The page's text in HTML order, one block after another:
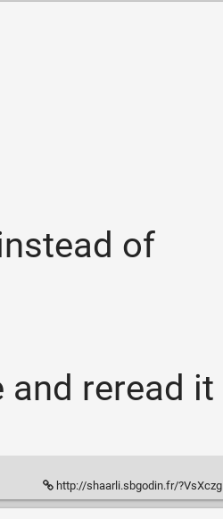
of
reread it
http://shaarli.sbgodin.fr/?VsXczg